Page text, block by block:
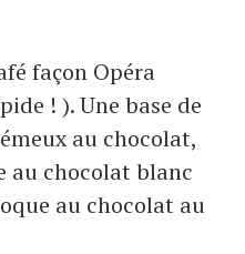
façon Opéra
! ). Une base de
au chocolat,
au chocolat blanc
au chocolat au